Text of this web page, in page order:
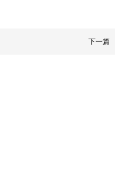
下一篇